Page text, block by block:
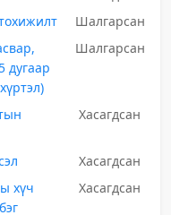
Шалгарсан
дугаар
Шалгарсан
Хасагдсан
Хасагдсан
хүч
Хасагдсан